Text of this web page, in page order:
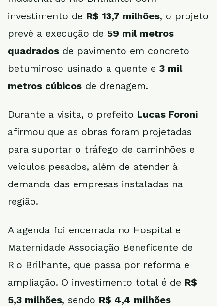
investimento de R$ 13,7 milhões, o projeto
prevê a execução de 59 mil metros
quadrados de pavimento em concreto
betuminoso usinado a quente e 3 mil
metros cúbicos de drenagem.
Durante a visita, o prefeito Lucas Foroni
afirmou que as obras foram projetadas
para suportar o tráfego de caminhões e
veículos pesados, além de atender à
demanda das empresas instaladas na
região.
A agenda foi encerrada no Hospital e
Maternidade Associação Beneficente de
Rio Brilhante, que passa por reforma e
ampliação. O investimento total é de R$
5,3 milhões, sendo R$ 4,4 milhões